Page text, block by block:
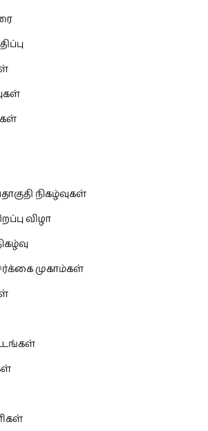
நிகழ்வுகள்
விழா
முகாம்கள்